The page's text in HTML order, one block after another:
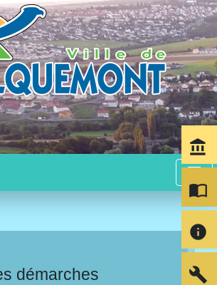
menu
démarches
account_balance
import_contacts
info
build